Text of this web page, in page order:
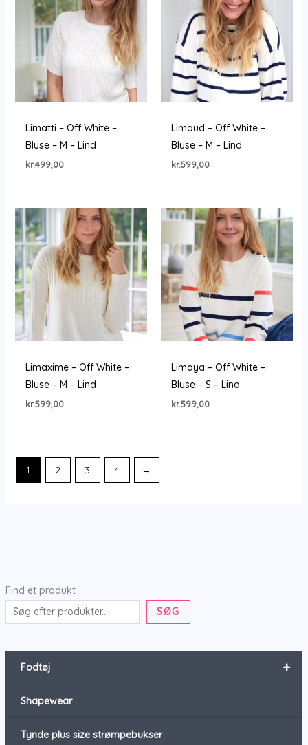
Find et produkt
SØG
+
Fodtøj
Shapewear
Tynde plus size strømpebukser
Limatti – Off White –
Bluse – M – Lind
kr.499,00
Limaud – Off White –
Bluse – M – Lind
kr.599,00
Limaxime – Off White –
Bluse – M – Lind
kr.599,00
Limaya – Off White –
Bluse – S – Lind
kr.599,00
1 2 3 4 →